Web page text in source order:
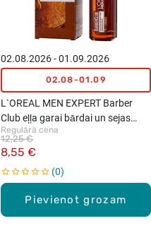
Pievienot grozam
02.08.2026 - 01.09.2026
02.08-01.09
L`OREAL MEN EXPERT Barber
Club eļļa garai bārdai un sejas
ādai, 30ml
Regulārā cena
8,55 €
12,25 €
0